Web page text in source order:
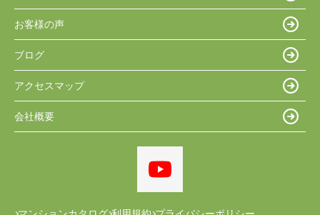
お客様の声
ブログ
アクセスマップ
会社概要